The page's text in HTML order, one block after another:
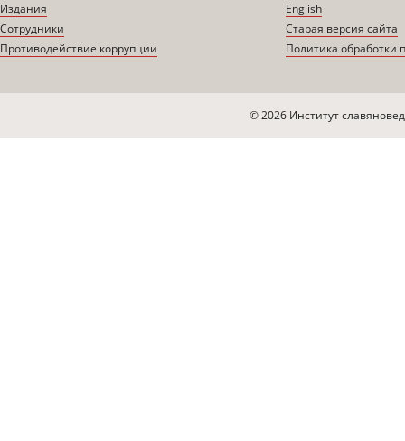
Издания
Сотрудники
Противодействие коррупции
English
Старая версия сайта
Политика обработки
© 2026 Институт